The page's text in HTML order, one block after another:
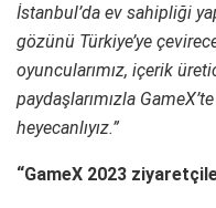
İstanbul’da ev sahipliği
gözünü Türkiye’ye
oyuncularımız, içerik
paydaşlarımızla
heyecanlıyız.”
“GameX 2023